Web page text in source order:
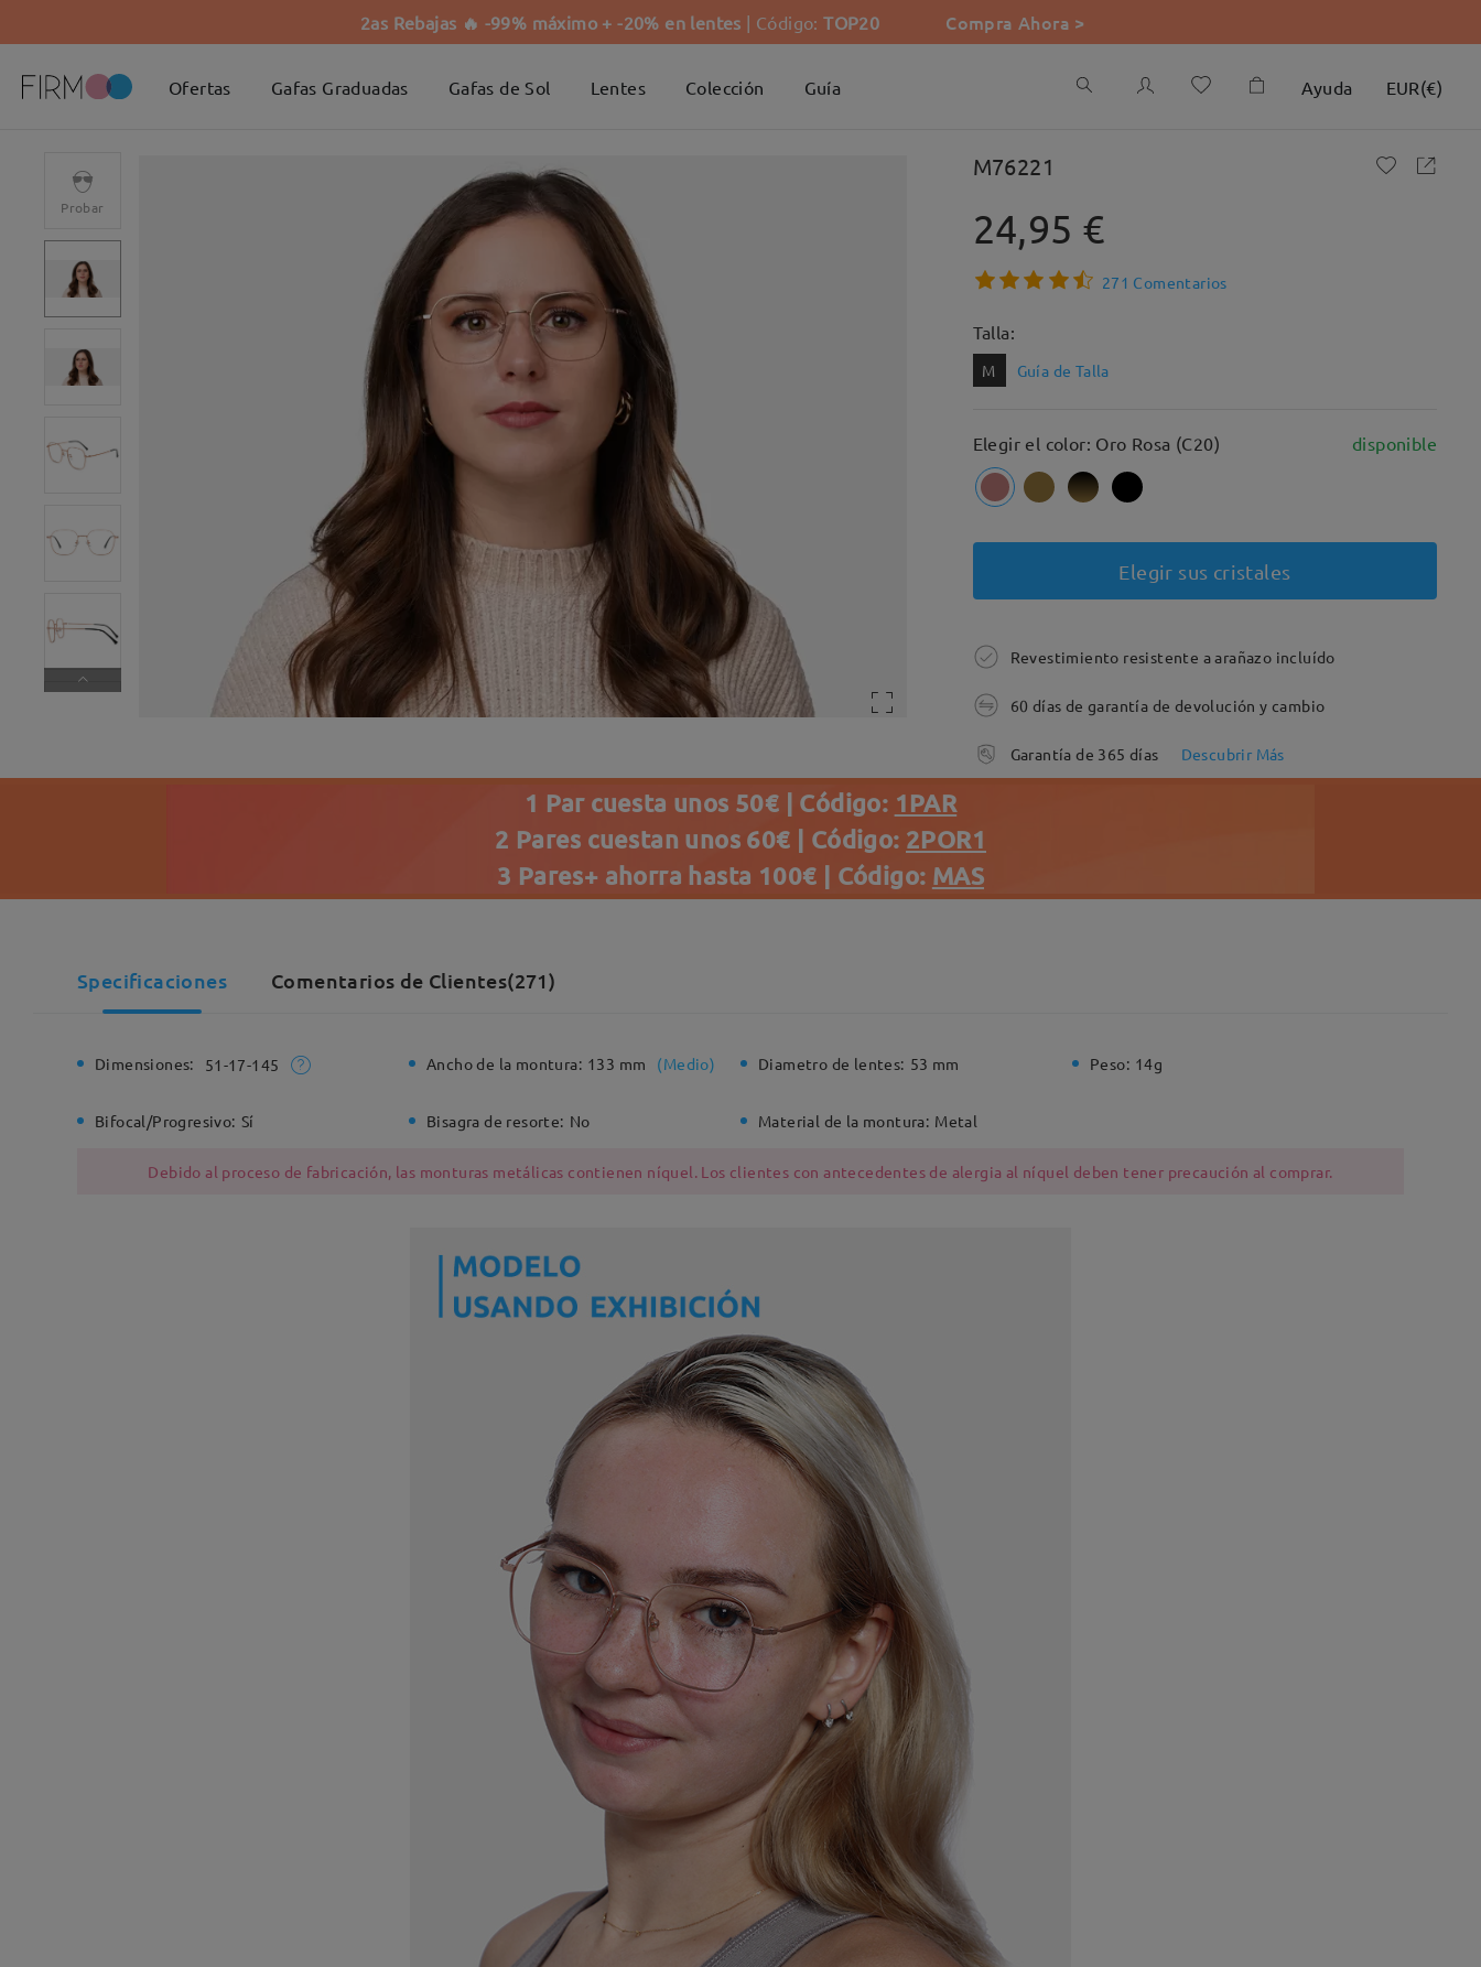
2as Rebajas 🔥 -99% máximo + -20% en lentes | Código:TOP20 Compra Ahora >
Ofertas Gafas Graduadas Gafas de Sol Lentes Colección Guía Ayuda EUR(€)
Probar
M76221
24,95 €
271 Comentarios
Talla:
M Guía de Talla
Elegir el color: Oro Rosa (C20) disponible
Elegir sus cristales
Revestimiento resistente a arañazo incluído
60 días de garantía de devolución y cambio
Garantía de 365 días Descubrir Más
1 Par cuesta unos 50€ | Código: 1PAR
2 Pares cuestan unos 60€ | Código: 2POR1
3 Pares+ ahorra hasta 100€ | Código: MAS
Specificaciones Comentarios de Clientes(271)
Dimensiones: 51-17-145 Ancho de la montura: 133 mm (Medio) Diametro de lentes: 53 mm Peso: 14g
Bifocal/Progresivo: Sí Bisagra de resorte: No Material de la montura: Metal
Debido al proceso de fabricación, las monturas metálicas contienen níquel. Los clientes con antecedentes de alergia al níquel deben tener precaución al comprar.